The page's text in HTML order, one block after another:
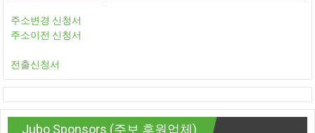
주소변경 신청서
주소이전 신청서
전출신청서
Jubo Sponsors (주보 후원업체)